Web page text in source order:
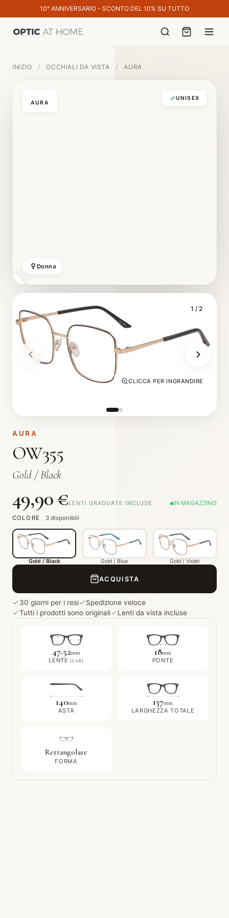
10° ANNIVERSARIO - SCONTO DEL 10% SU TUTTO
INIZIO / OCCHIALI DA VISTA / AURA
Donna
AURA
UNISEX
AURA
OW355
Gold / Black
49,90 €LENTI GRADUATE INCLUSE IN MAGAZZINO
COLORE 3 disponibili
Gold / Black Gold / Blue Gold / Violet
ACQUISTA
30 giorni per i resi
Spedizione veloce
Tutti i prodotti sono originali
Lenti da vista incluse
47×52mm
LENTE (L×A)
18mm
PONTE
140mm
ASTA
137mm
LARGHEZZA TOTALE
Rettangolare
FORMA
CLICCA PER INGRANDIRE
1 / 2